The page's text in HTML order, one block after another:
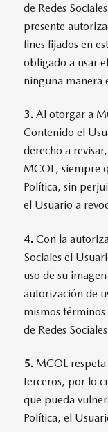
de Redes
presente
fines fijados en
obligado a usar
ninguna manera
3. Al otorgar a
Contenido el
derecho a
MCOL, siempre
Política, sin
el Usuario a
4. Con la
Sociales el
uso de su
autorización de
mismos
de Redes Sociales
5. MCOL respeta
terceros, por lo
que pueda
Política, el